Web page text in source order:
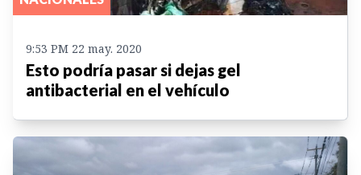
9:53 PM 22 may. 2020
Esto podría pasar si dejas gel
antibacterial en el vehículo